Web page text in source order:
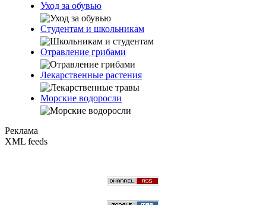
Уход за обувью
Студентам и школьникам
Отравление грибами
Лекарственные растения
Морские водоросли
Реклама
XML feeds